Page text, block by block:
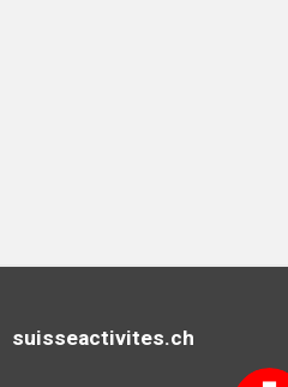
suisseactivites.ch